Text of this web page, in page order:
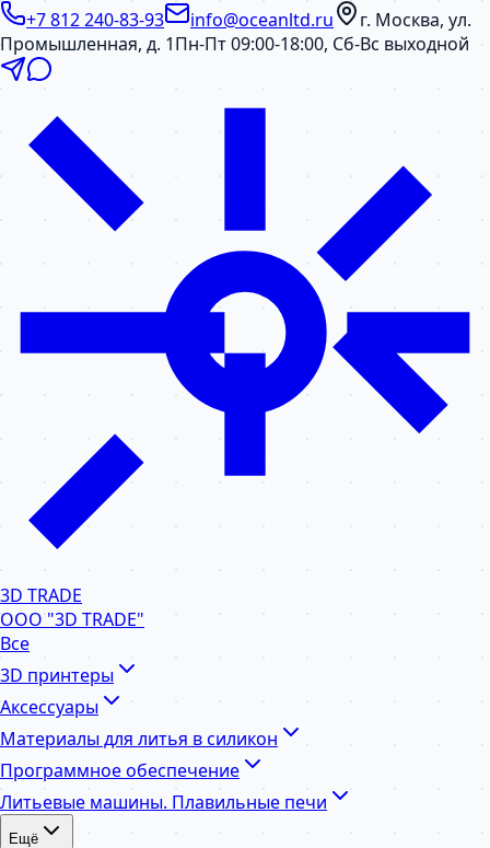
+7 812 240-83-93 info@oceanltd.ru
г. Москва, ул.
Промышленная, д. 1Пн-Пт 09:00-18:00, Сб-Вс выходной
3D TRADE
ООО "3D TRADE"
Все
3D принтеры
Аксессуары
Материалы для литья в силикон
Программное обеспечение
Литьевые машины. Плавильные печи
Ещё